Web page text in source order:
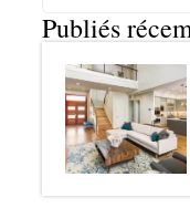
Publiés